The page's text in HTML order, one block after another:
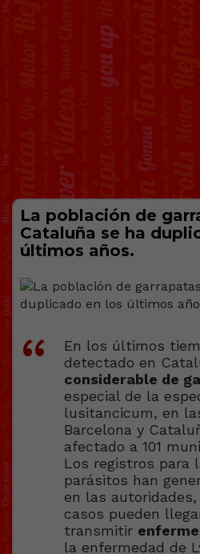
La población de
Cataluña se ha
últimos años.
En los últimos
detectado en
considerable de
especial de la
lusitancicum, en
Barcelona y
afectado a 101
Los registros para
parásitos han
en las
casos pueden
transmitir
la enfermedad de